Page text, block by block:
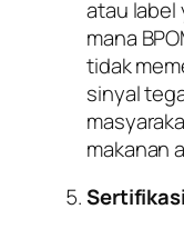
atau label
mana
tidak
sinyal
makanan